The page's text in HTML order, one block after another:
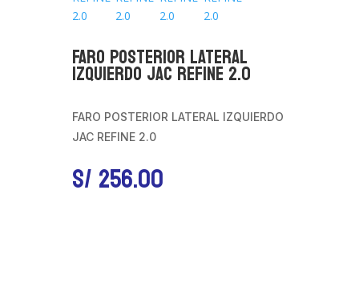
FARO POSTERIOR LATERAL
IZQUIERDO JAC REFINE 2.0
FARO POSTERIOR LATERAL IZQUIERDO
JAC REFINE 2.0
S/256.00